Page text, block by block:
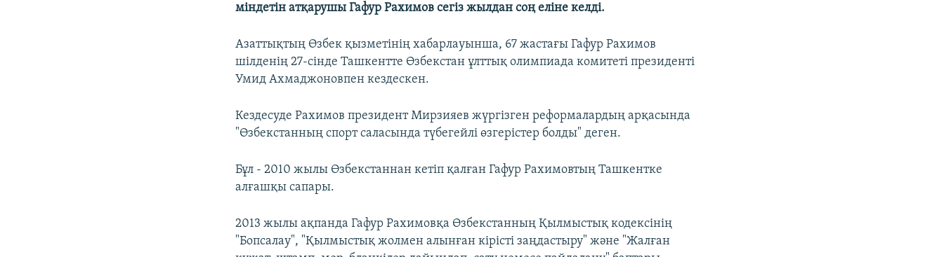
міндетін атқарушы Гафур Рахимов сегіз жылдан соң еліне келді.
Азаттықтың Өзбек қызметінің хабарлауынша, 67 жастағы Гафур Рахимов
шілденің 27-сінде Ташкентте Өзбекстан ұлттық олимпиада комитеті президенті
Умид Ахмаджоновпен кездескен.
Кездесуде Рахимов президент Мирзияев жүргізген реформалардың арқасында
"Өзбекстанның спорт саласында түбегейлі өзгерістер болды" деген.
Бұл - 2010 жылы Өзбекстаннан кетіп қалған Гафур Рахимовтың Ташкентке
алғашқы сапары.
2013 жылы ақпанда Гафур Рахимовқа Өзбекстанның Қылмыстық кодексінің
"Бопсалау", "Қылмыстық жолмен алынған кірісті заңдастыру" және "Жалған